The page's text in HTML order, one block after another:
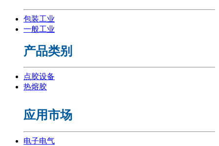
包装工业
一般工业
产品类别
点胶设备
热熔胶
应用市场
电子电气